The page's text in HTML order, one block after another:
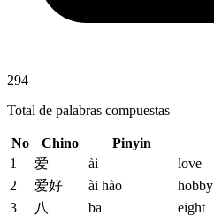
294
Total de palabras compuestas
No Chino Pinyin
1
爱 ài
love
2
爱好 ài hào
hobby
3
八 bā eight